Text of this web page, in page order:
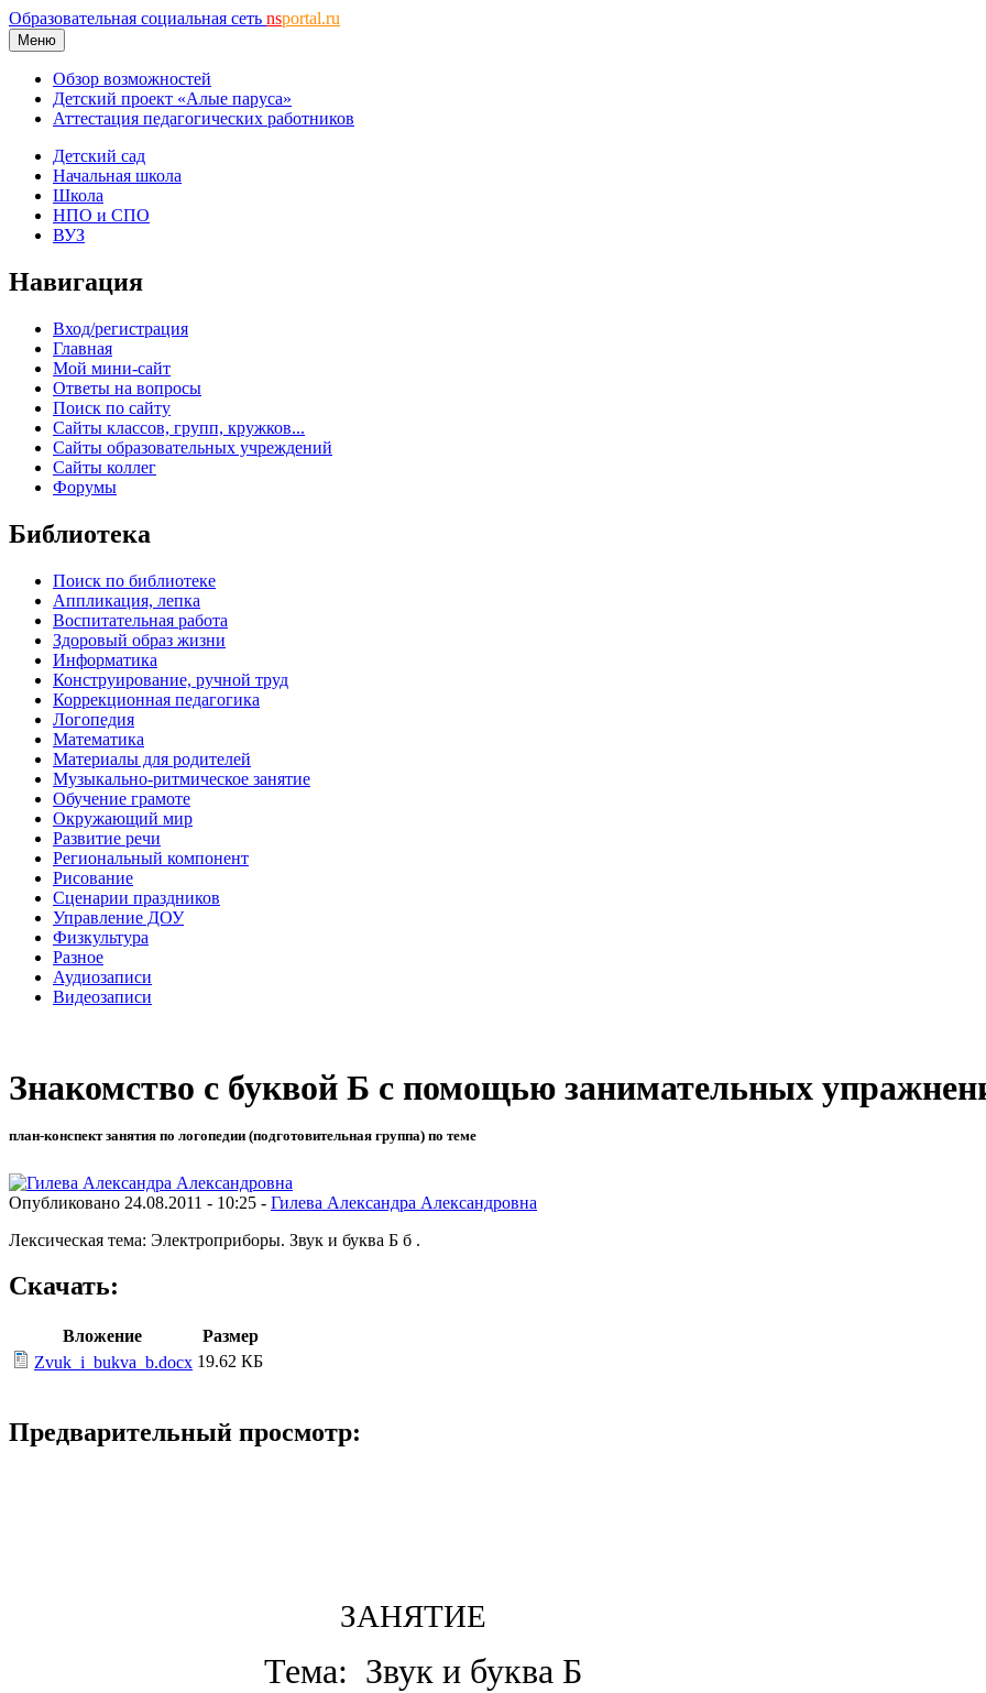
Образовательная социальная сеть nsportal.ru
Меню
Обзор возможностей
Детский проект «Алые паруса»
Аттестация педагогических работников
Детский сад
Начальная школа
Школа
НПО и СПО
ВУЗ
Навигация
Вход/регистрация
Главная
Мой мини-сайт
Ответы на вопросы
Поиск по сайту
Сайты классов, групп, кружков...
Сайты образовательных учреждений
Сайты коллег
Форумы
Библиотека
Поиск по библиотеке
Аппликация, лепка
Воспитательная работа
Здоровый образ жизни
Информатика
Конструирование, ручной труд
Коррекционная педагогика
Логопедия
Математика
Материалы для родителей
Музыкально-ритмическое занятие
Обучение грамоте
Окружающий мир
Развитие речи
Региональный компонент
Рисование
Сценарии праздников
Управление ДОУ
Физкультура
Разное
Аудиозаписи
Видеозаписи
Знакомство с буквой Б с помощью занимательных
план-конспект занятия по логопедии (подготовительная группа) по теме
Опубликовано 24.08.2011 - 10:25 - Гилева Александра Александровна
Лексическая тема: Электроприборы. Звук и буква Б б .
Скачать:
Вложение
Размер
Zvuk_i_bukva_b.docx 19.62 КБ
Предварительный просмотр:
ЗАНЯТИЕ
Тема: Звук и буква Б